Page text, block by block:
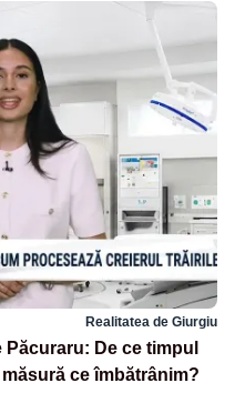
Realitatea de Giurgiu
De ce timpul
ce îmbătrânim?